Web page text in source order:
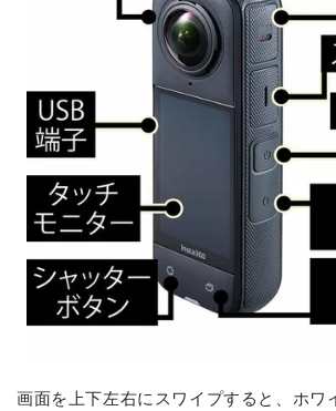
画面を上下左右にスワイプすると、ホワ